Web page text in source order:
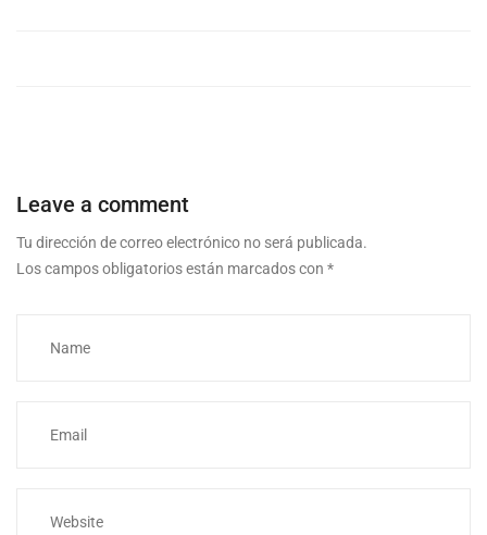
Leave a comment
Tu dirección de correo electrónico no será publicada.
Los campos obligatorios están marcados con *